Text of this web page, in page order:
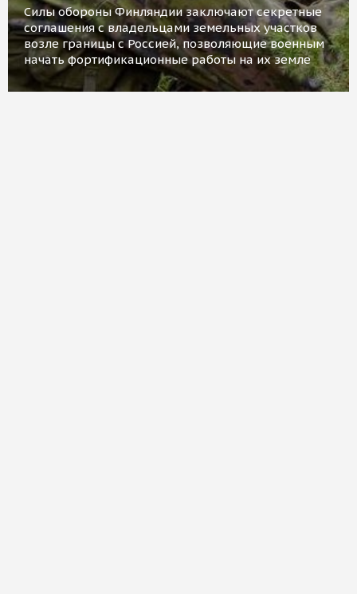
Силы обороны Финляндии заключают секретные
соглашения с владельцами земельных участков
возле границы с Россией, позволяющие военным
начать фортификационные работы на их земле